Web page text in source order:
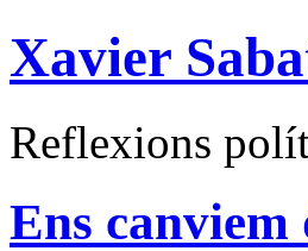
Xavier
Reflexions
Ens canviem